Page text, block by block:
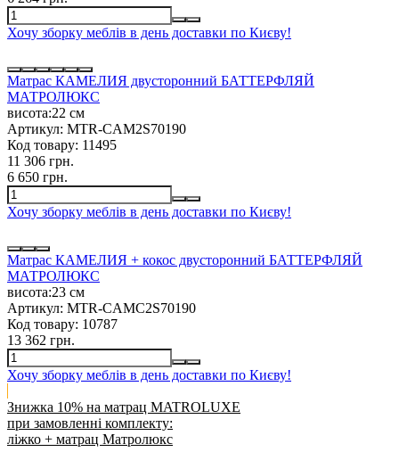
Хочу зборку меблів в день доставки по Києву!
Матрас КАМЕЛИЯ двусторонний БАТТЕРФЛЯЙ
МАТРОЛЮКС
висота:22 см
Артикул: MTR-CAM2S70190
Код товару: 11495
11 306 грн.
6 650 грн.
Хочу зборку меблів в день доставки по Києву!
Матрас КАМЕЛИЯ + кокос двусторонний БАТТЕРФЛЯЙ
МАТРОЛЮКС
висота:23 см
Артикул: MTR-CAMC2S70190
Код товару: 10787
13 362 грн.
Хочу зборку меблів в день доставки по Києву!
Знижка 10% на матрац MATROLUXE
при замовленні комплекту:
ліжко + матрац Матролюкс